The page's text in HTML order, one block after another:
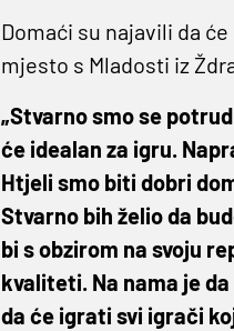
Domaći su najavili da
mjesto s Mladosti iz
„Stvarno smo se
će idealan za igru.
Htjeli smo biti dobri
Stvarno bih želio da
bi s obzirom na svoju
kvaliteti. Na nama je
da će igrati svi igrači